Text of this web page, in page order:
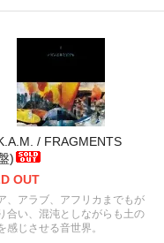
/ FRAGMENTS
)
OUT
、アラブ、アフリカまでもが
合い、混沌としながらも土の
感じさせる音世界。